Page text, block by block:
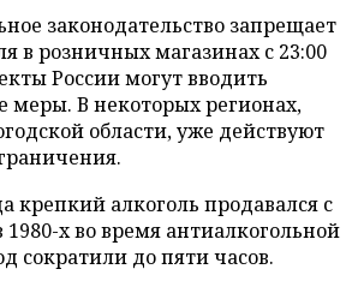
законодательство запрещает
в розничных магазинах с 23:00
России могут вводить
меры. В некоторых регионах,
области, уже действуют
крепкий алкоголь продавался с
1980-х во время антиалкогольной
сократили до пяти часов.